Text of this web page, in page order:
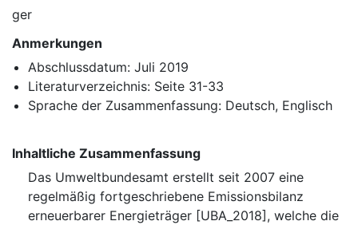
ger
Anmerkungen
Abschlussdatum: Juli 2019
Literaturverzeichnis: Seite 31-33
Sprache der Zusammenfassung: Deutsch, Englisch
Inhaltliche Zusammenfassung
Das Umweltbundesamt erstellt seit 2007 eine
regelmäßig fortgeschriebene Emissionsbilanz
erneuerbarer Energieträger [UBA_2018], welche die